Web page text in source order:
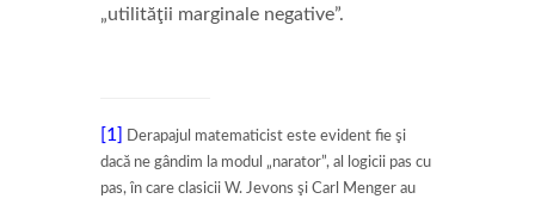
„utilităţii marginale negative”.
[1]
Derapajul matematicist este evident fie şi
dacă ne gândim la modul „narator”, al logicii pas cu
pas, în care clasicii W. Jevons şi Carl Menger au